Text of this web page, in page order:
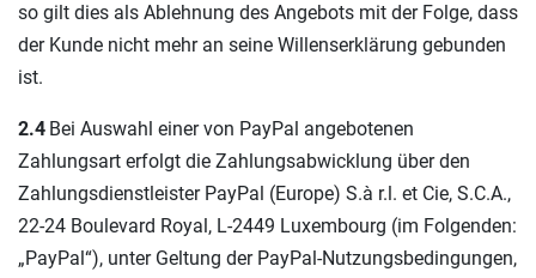
so gilt dies als Ablehnung des Angebots mit der Folge, dass
der Kunde nicht mehr an seine Willenserklärung gebunden
ist.
2.4 Bei Auswahl einer von PayPal angebotenen
Zahlungsart erfolgt die Zahlungsabwicklung über den
Zahlungsdienstleister PayPal (Europe) S.à r.l. et Cie, S.C.A.,
22-24 Boulevard Royal, L-2449 Luxembourg (im Folgenden:
„PayPal“), unter Geltung der PayPal-Nutzungsbedingungen,